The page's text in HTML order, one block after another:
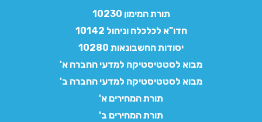
תורת המימון 10230
חדו"א לכלכלה וניהול 10142
יסודות החשבונאות 10280
מבוא לסטטיסטיקה למדעי החברה א'
מבוא לסטטיסטיקה למדעי החברה ב'
תורת המחירים א'
תורת המחירים ב'